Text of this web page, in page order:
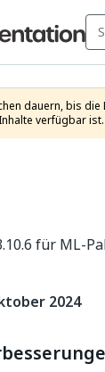
dauern, bis
verfügbar ist.
für ML-
2024